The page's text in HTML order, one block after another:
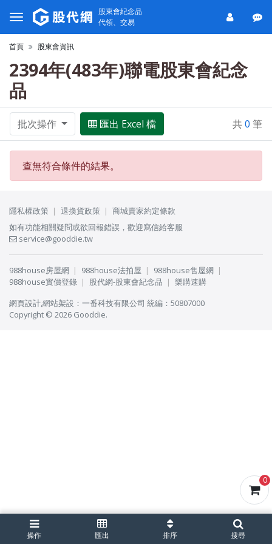
0
股東會紀念品
代領、交易
首頁 股東會資訊
2394年(483年)聯電股東會紀念
品
批次操作 匯出 Excel 檔 共0 筆
查無符合條件的結果。
操作 匯出 排序 搜尋
隱私權政策 退換貨政策
商城賣家約定條款
如有功能相關疑問或欲回報錯誤，歡迎寫信給客服
service@gooddie.tw
988house房屋網 988house法拍屋
988house售屋網
988house實價登錄
股代網-股東會紀念品
樂購速購
網頁設計,網站架設 ： 一番科技有限公司 統編：50807000
Copyright © 2026 Gooddie.